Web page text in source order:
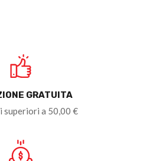
GRATUITA
superiori a 50,00 €